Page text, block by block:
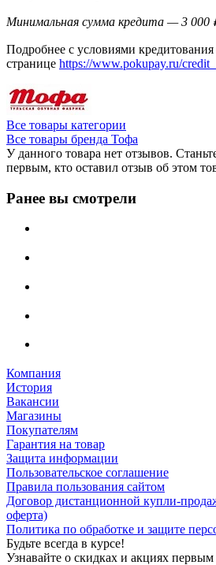
Минимальная сумма кредита — 3 000
Подробнее с условиями
странице https://www.pokupay.ru/
Все товары категории
Все товары бренда Тофа
У данного товара нет отзывов.
первым, кто оставил отзыв об этом
Ранее вы смотрели
Компания
История
Вакансии
Магазины
Покупателям
Гарантия на товар
Защита информации
Пользовательское соглашение
Правила пользования сайтом
Договор дистанционной купли-
оферта)
Политика по обработке и защите
Будьте всегда в курсе!
Узнавайте о скидках и акциях первым